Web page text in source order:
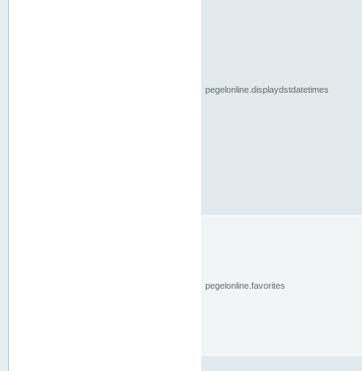
pegelonline.displaydstdatetimes
pegelonline.favorites